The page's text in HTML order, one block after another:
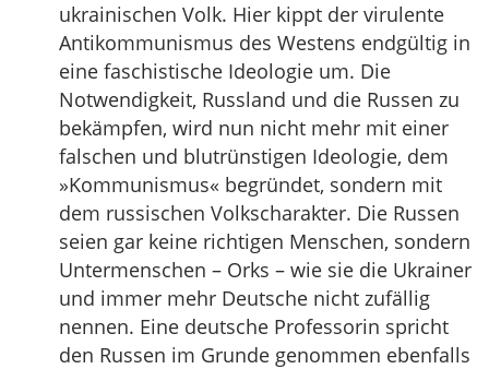
ukrainischen Volk. Hier kippt der virulente
Antikommunismus des Westens endgültig in
eine faschistische Ideologie um. Die
Notwendigkeit, Russland und die Russen zu
bekämpfen, wird nun nicht mehr mit einer
falschen und blutrünstigen Ideologie, dem
»Kommunismus« begründet, sondern mit
dem russischen Volkscharakter. Die Russen
seien gar keine richtigen Menschen, sondern
Untermenschen – Orks – wie sie die Ukrainer
und immer mehr Deutsche nicht zufällig
nennen. Eine deutsche Professorin spricht
den Russen im Grunde genommen ebenfalls